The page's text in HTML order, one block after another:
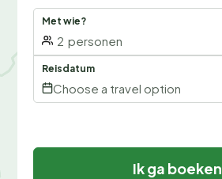
Met wie?
2 personen
Reisdatum
Choose a travel option
Ik ga boeken